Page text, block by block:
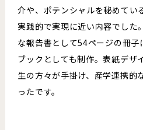
介や、ポテンシャルを秘めてい
実践的で実現に近い内容でした
な報告書として54ページの冊
ブックとしても制作。表紙デザ
生の方々が手掛け、産学連携的
ったです。